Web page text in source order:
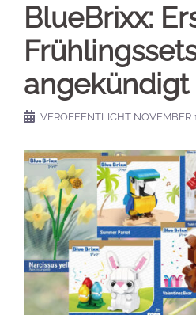
BlueBrixx:
angekündigt
VERÖFFENTLICHT NOVEMBER